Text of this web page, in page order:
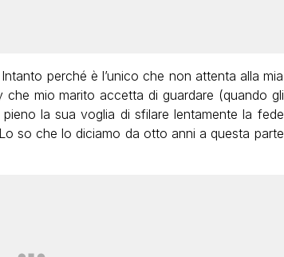
perché è l’unico che non attenta alla mia
mio marito accetta di guardare (quando gli
la sua voglia di sfilare lentamente la fede
so che lo diciamo da otto anni a questa parte